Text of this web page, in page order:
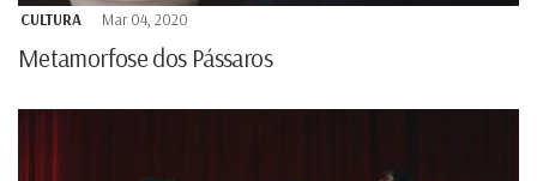
CULTURA Mar 04, 2020
Metamorfose dos Pássaros